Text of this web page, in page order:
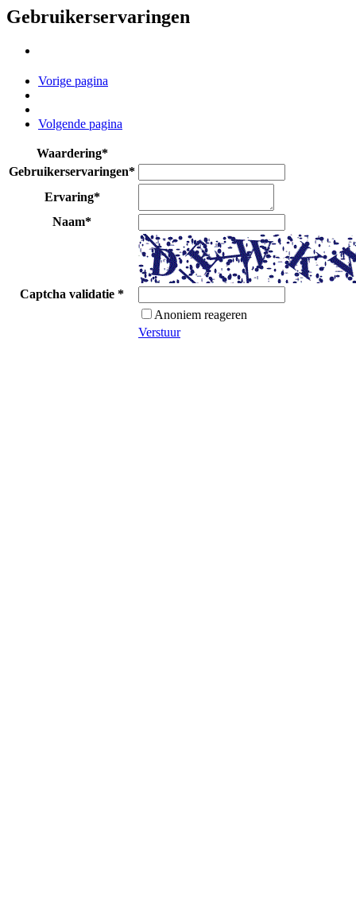
Gebruikerservaringen
Vorige pagina
Volgende pagina
Waardering*
Gebruikerservaringen*
Ervaring*
Naam*
Captcha validatie *
Anoniem reageren
Verstuur